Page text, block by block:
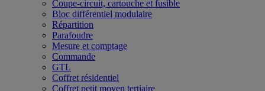
Coupe-circuit, cartouche et fusible
Bloc différentiel modulaire
Répartition
Parafoudre
Mesure et comptage
Commande
GTL
Coffret résidentiel
Coffret petit moyen tertiaire